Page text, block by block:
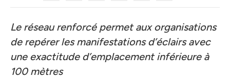
Le réseau renforcé permet aux organisations
de repérer les manifestations d’éclairs avec
une exactitude d’emplacement inférieure à
100 mètres